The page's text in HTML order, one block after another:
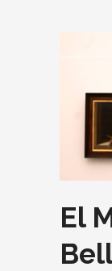
El